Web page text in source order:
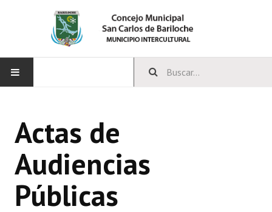
CONCEJO
Bloques Políticos
Integrantes del Concejo
Comisiones Permanentes
Actas de
Audiencias
Públicas